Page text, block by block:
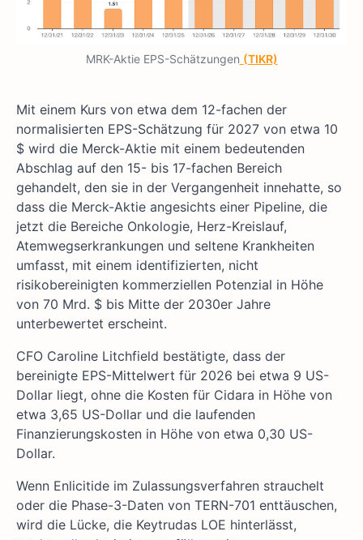
MRK-Aktie EPS-Schätzungen (TIKR)
Mit einem Kurs von etwa dem 12-fachen der
normalisierten EPS-Schätzung für 2027 von etwa 10
$ wird die Merck-Aktie mit einem bedeutenden
Abschlag auf den 15- bis 17-fachen Bereich
gehandelt, den sie in der Vergangenheit innehatte, so
dass die Merck-Aktie angesichts einer Pipeline, die
jetzt die Bereiche Onkologie, Herz-Kreislauf,
Atemwegserkrankungen und seltene Krankheiten
umfasst, mit einem identifizierten, nicht
risikobereinigten kommerziellen Potenzial in Höhe
von 70 Mrd. $ bis Mitte der 2030er Jahre
unterbewertet erscheint.
CFO Caroline Litchfield bestätigte, dass der
bereinigte EPS-Mittelwert für 2026 bei etwa 9 US-
Dollar liegt, ohne die Kosten für Cidara in Höhe von
etwa 3,65 US-Dollar und die laufenden
Finanzierungskosten in Höhe von etwa 0,30 US-
Dollar.
Wenn Enlicitide im Zulassungsverfahren strauchelt
oder die Phase-3-Daten von TERN-701 enttäuschen,
wird die Lücke, die Keytrudas LOE hinterlässt,